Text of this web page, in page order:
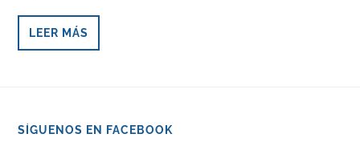
LEER MÁS
SÍGUENOS EN FACEBOOK